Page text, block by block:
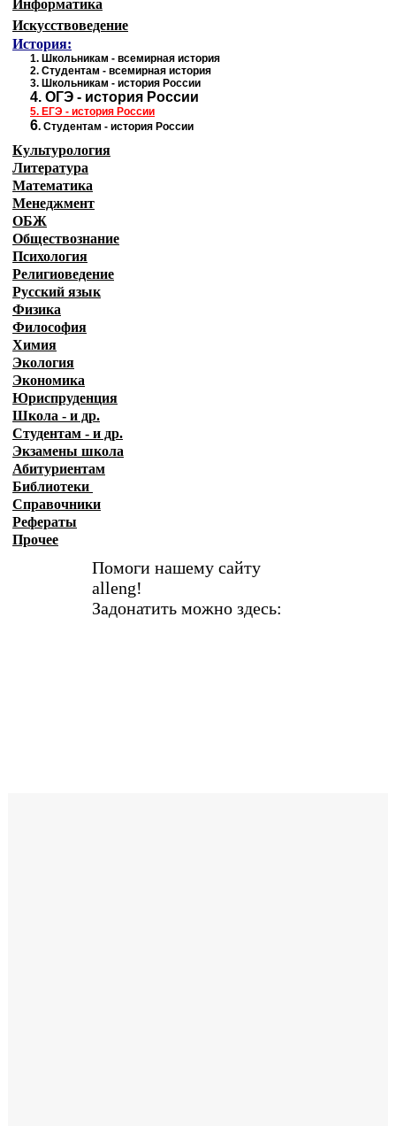
Информатика
Искусствоведение
История:
1. Школьникам - всемирная история
2. Студентам - всемирная история
3. Школьникам - история России
4. ОГЭ - история России
5. ЕГЭ - история России
6. Студентам - история России
Культурология
Литература
Математика
Менеджмент
ОБЖ
Обществознание
Психология
Религиоведение
Русский язык
Физика
Философия
Химия
Экология
Экономика
Юриспруденция
Школа - и др.
Студентам - и др.
Экзамены школа
Абитуриентам
Библиотеки
Справочники
Рефераты
Прочее
Помоги нашему сайту
alleng!
Задонатить можно здесь: